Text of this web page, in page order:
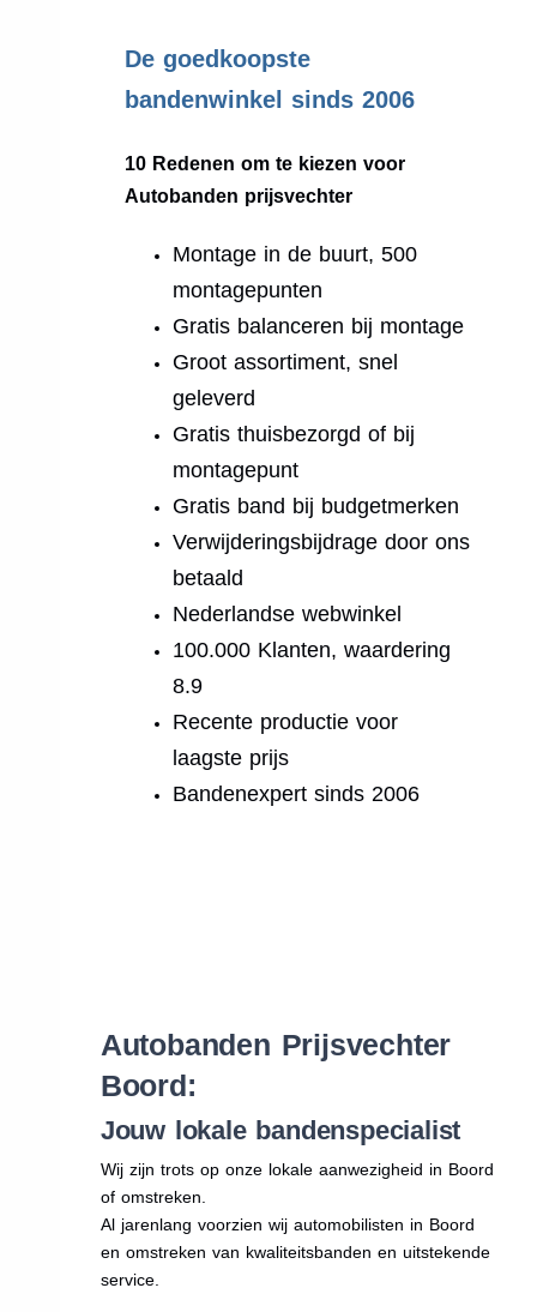
De goedkoopste
bandenwinkel sinds 2006
10 Redenen om te kiezen voor
Autobanden prijsvechter
Montage in de buurt, 500
montagepunten
Gratis balanceren bij montage
Groot assortiment, snel
geleverd
Gratis thuisbezorgd of bij
montagepunt
Gratis band bij budgetmerken
Verwijderingsbijdrage door ons
betaald
Nederlandse webwinkel
100.000 Klanten, waardering
8.9
Recente productie voor
laagste prijs
Bandenexpert sinds 2006
Autobanden Prijsvechter
Boord:
Jouw lokale bandenspecialist
Wij zijn trots op onze lokale aanwezigheid in Boord
of omstreken.
Al jarenlang voorzien wij automobilisten in Boord
en omstreken van kwaliteitsbanden en uitstekende
service.